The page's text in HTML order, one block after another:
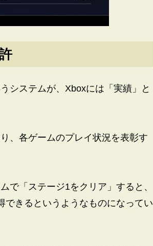
システムが、Xboxには「実績」と
、各ゲームのプレイ状況を表彰す
「ステージ1をクリア」すると、
できるというようなものになってい